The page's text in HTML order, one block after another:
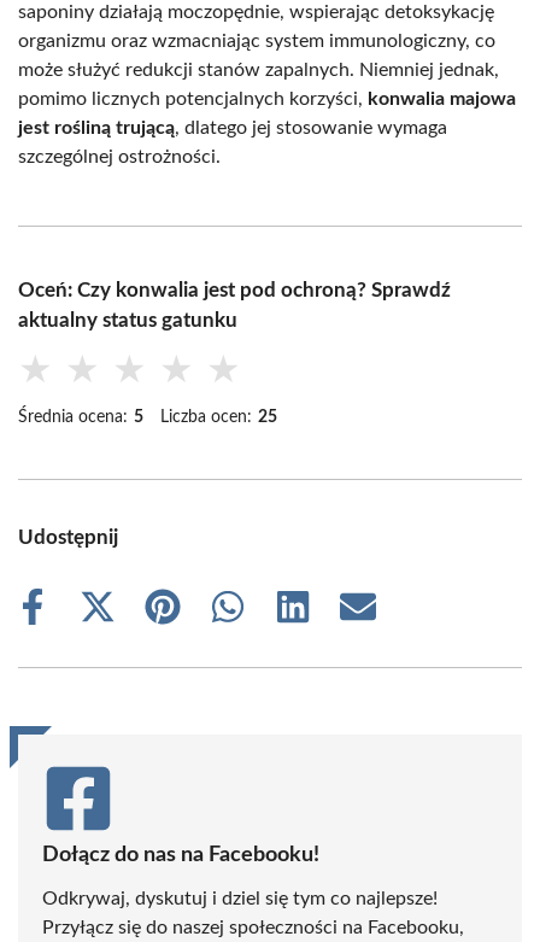
saponiny działają moczopędnie, wspierając detoksykację
organizmu oraz wzmacniając system immunologiczny, co
może służyć redukcji stanów zapalnych. Niemniej jednak,
pomimo licznych potencjalnych korzyści, konwalia majowa
jest rośliną trującą, dlatego jej stosowanie wymaga
szczególnej ostrożności.
Oceń: Czy konwalia jest pod ochroną? Sprawdź
aktualny status gatunku
★ ★ ★ ★ ★
Średnia ocena: 5 Liczba ocen: 25
Udostępnij
Share
Share
(Twitter)
Share
Share
Share
Share
Dołącz do nas na Facebooku!
Odkrywaj, dyskutuj i dziel się tym co najlepsze!
Przyłącz się do naszej społeczności na Facebooku,